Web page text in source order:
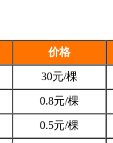
价格
30元/棵
0.8元/棵
0.5元/棵